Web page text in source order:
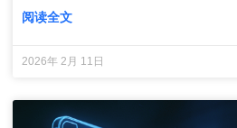
阅读全文
2026年 2月 11日